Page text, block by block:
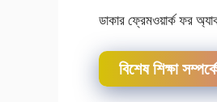
ডাকার ফ্রেমওয়ার্ক ফর
বিশেষ শিক্ষা